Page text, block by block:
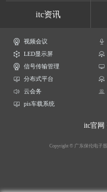
itc资讯
视频会议
LED显示屏
信号传输管理
分布式平台
云会务
pis车载系统
itc官网
Copyright © 广东保伦电子